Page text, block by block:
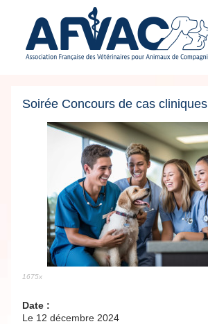
Soirée Concours de cas cliniques
1675x
Date :
Le 12 décembre 2024